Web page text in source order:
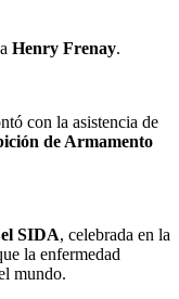
Henry Frenay.
con la asistencia de
de Armamento
SIDA, celebrada en la
la enfermedad
mundo.